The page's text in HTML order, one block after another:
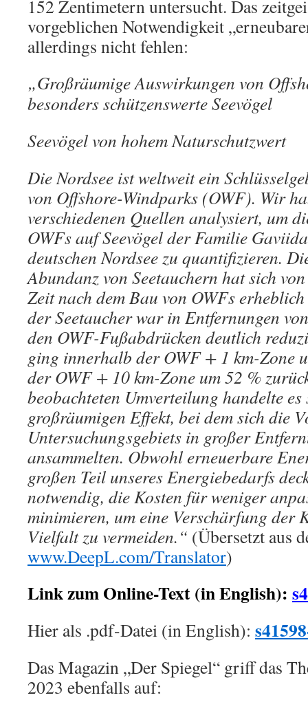
152 Zentimetern untersucht. Das
vorgeblichen Notwendigkeit
allerdings nicht fehlen:
„Großräumige Auswirkungen von
besonders schützenswerte Seevögel
Seevögel von hohem Naturschutzwert
Die Nordsee ist weltweit ein
von Offshore-Windparks (OWF). Wir
verschiedenen Quellen analysiert, um
OWFs auf Seevögel der Familie
deutschen Nordsee zu quantifizieren.
Abundanz von Seetauchern hat sich
Zeit nach dem Bau von OWFs
der Seetaucher war in Entfernungen
den OWF-Fußabdrücken deutlich
ging innerhalb der OWF + 1 km-Zone
der OWF + 10 km-Zone um 52 %
beobachteten Umverteilung handelte es
großräumigen Effekt, bei dem sich die
Untersuchungsgebiets in großer
ansammelten. Obwohl erneuerbare
großen Teil unseres Energiebedarfs
notwendig, die Kosten für weniger
minimieren, um eine Verschärfung der
Vielfalt zu vermeiden.“ (Übersetzt aus
www.DeepL.com/Translator)
Link zum Online-Text (in English):
Hier als .pdf-Datei (in English):
Das Magazin „Der Spiegel“ griff das
2023 ebenfalls auf: